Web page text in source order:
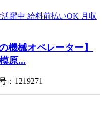
機械オペレーター】
原...
：1219271